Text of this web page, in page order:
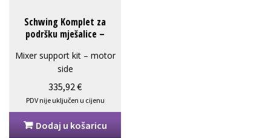
Schwing Komplet za
podršku mješalice –
SCH10061072
Mixer support kit – motor
side
SCH10061072 – 4,55 kg
335,92€
PDV nije uključen u cijenu
Dodaj u košaricu